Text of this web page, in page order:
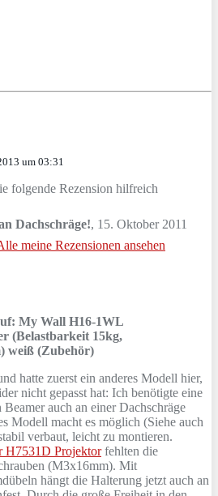
um 03:31
folgende Rezension hilfreich
Dachschräge!, 15. Oktober 2011
meine Rezensionen ansehen
My Wall H16-1WL
(Belastbarkeit 15kg,
weiß (Zubehör)
hatte zuerst ein anderes Modell hier,
nicht gepasst hat: Ich benötigte eine
auch an einer Dachschräge
Modell macht es möglich (Siehe auch
verbaut, leicht zu montieren.
H7531D Projektorfehlten die
(M3x16mm). Mit
hängt die Halterung jetzt auch an